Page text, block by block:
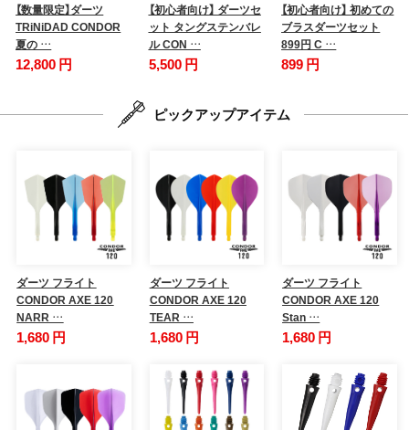
【数量限定】ダーツ
TRiNiDAD CONDOR
夏の …
12,800 円
【初心者向け】 ダーツセ
ット タングステンバレ
ル CON …
5,500 円
【初心者向け】 初めての
ブラスダーツセット
899円 C …
899 円
ピックアップアイテム
ダーツ フライト
CONDOR AXE 120
NARR …
1,680 円
ダーツ フライト
CONDOR AXE 120
TEAR …
1,680 円
ダーツ フライト
CONDOR AXE 120
Stan …
1,680 円